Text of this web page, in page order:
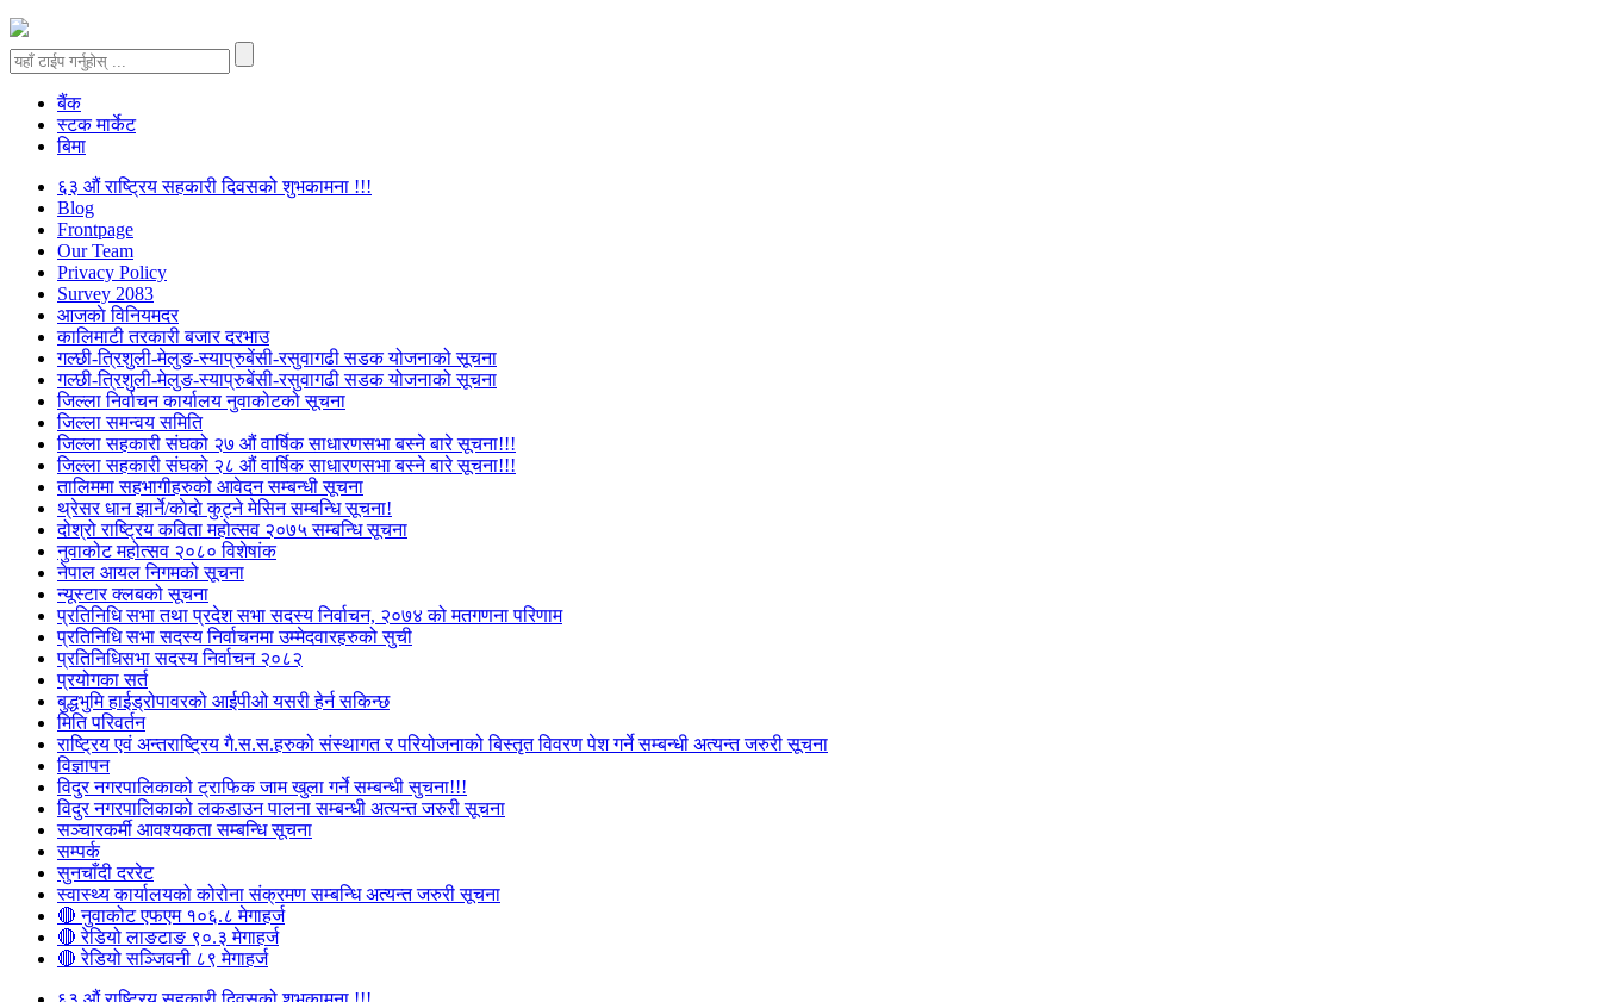
बैंक
स्टक मार्केट
बिमा
६३ औं राष्ट्रिय सहकारी दिवसको शुभकामना !!!
Blog
Frontpage
Our Team
Privacy Policy
Survey 2083
आजकाे विनियमदर
कालिमाटी तरकारी बजार दरभाउ
गल्छी-त्रिशुली-मेलुङ-स्याप्रुबेंसी-रसुवागढी सडक योजनाको सूचना
गल्छी-त्रिशुली-मेलुङ-स्याप्रुबेंसी-रसुवागढी सडक योजनाको सूचना
जिल्ला निर्वाचन कार्यालय नुवाकोटको सूचना
जिल्ला समन्वय समिति
जिल्ला सहकारी संघको २७ औं वार्षिक साधारणसभा बस्ने बारे सूचना!!!
जिल्ला सहकारी संघको २८ औं वार्षिक साधारणसभा बस्ने बारे सूचना!!!
तालिममा सहभागीहरुको आवेदन सम्बन्धी सूचना
थ्रेसर धान झार्ने/काेदाे कुट्ने मेसिन सम्बन्धि सूचना!
दोश्रो राष्ट्रिय कविता महोत्सव २०७५ सम्बन्धि सूचना
नुवाकोट महोत्सव २०८० विशेषांक
नेपाल आयल निगमको सूचना
न्यूस्टार क्लबको सूचना
प्रतिनिधि सभा तथा प्रदेश सभा सदस्य निर्वाचन, २०७४ को मतगणना परिणाम
प्रतिनिधि सभा सदस्य निर्वाचनमा उम्मेदवारहरुको सुची
प्रतिनिधिसभा सदस्य निर्वाचन २०८२
प्रयोगका सर्त
बुद्धभुमि हाईड्रोपावरको आईपीओ यसरी हेर्न सकिन्छ
मिति परिवर्तन
राष्ट्रिय एवं अन्तराष्ट्रिय गै.स.स.हरुको संस्थागत र परियोजनाको बिस्तृत विवरण पेश गर्ने सम्बन्धी अत्यन्त जरुरी सूचना
विज्ञापन
विदुर नगरपालिकाको ट्राफिक जाम खुला गर्ने सम्बन्धी सुचना!!!
विदुर नगरपालिकाको लकडाउन पालना सम्बन्धी अत्यन्त जरुरी सूचना
सञ्चारकर्मी आवश्यकता सम्बन्धि सूचना
सम्पर्क
सुनचाँदी दररेट
स्वास्थ्य कार्यालयको कोरोना संक्रमण सम्बन्धि अत्यन्त जरुरी सूचना
🔴 नुवाकोट एफएम १०६.८ मेगाहर्ज
🔴 रेडियो लाङटाङ ९०.३ मेगाहर्ज
🔴 रेडियो सञ्जिवनी ८९ मेगाहर्ज